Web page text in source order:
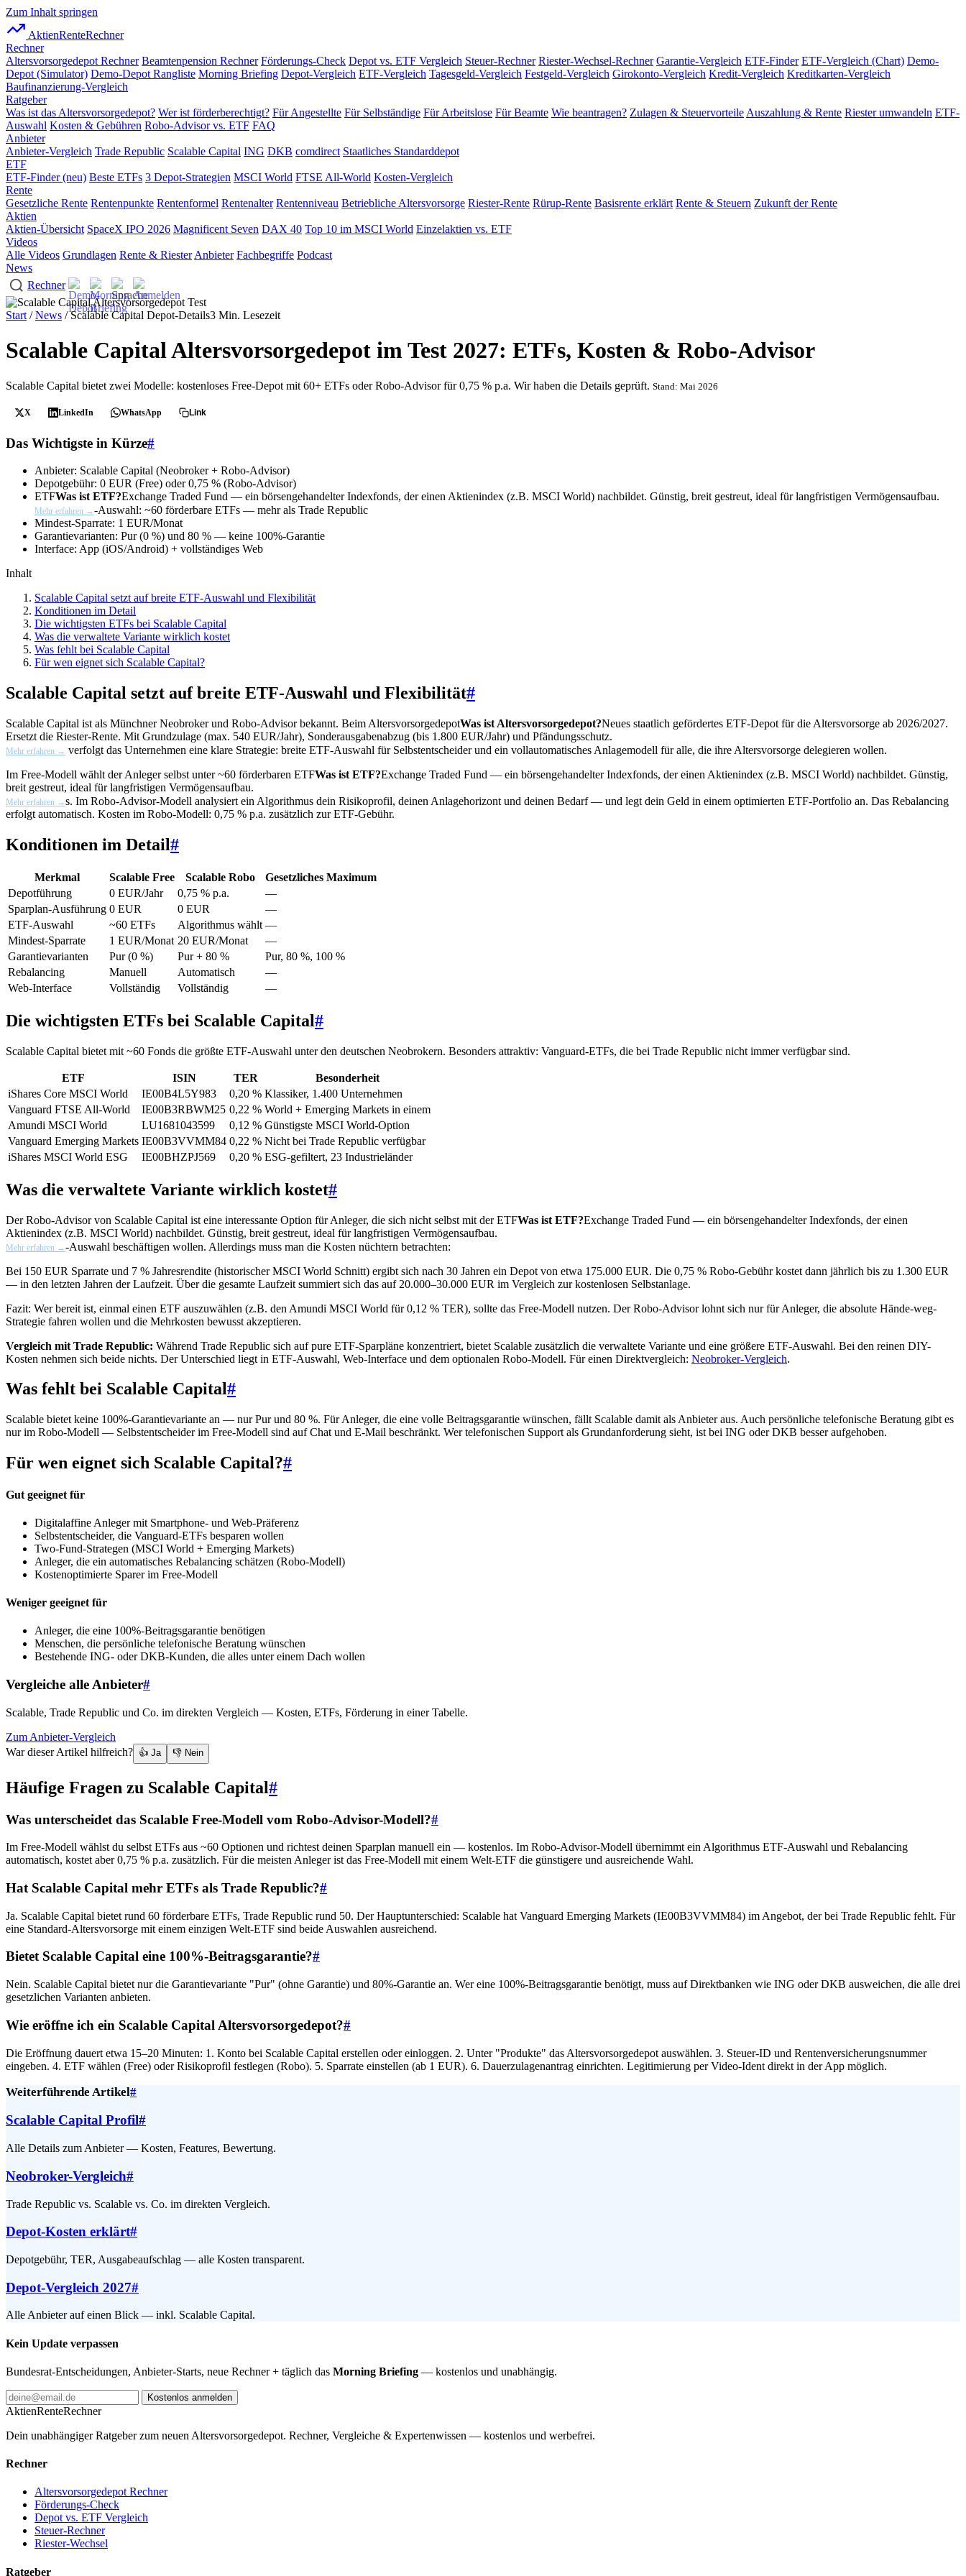
Zum Inhalt springen
AktienRenteRechner
Rechner
Altersvorsorgedepot Rechner Beamtenpension Rechner Förderungs-Check Depot vs. ETF Vergleich Steuer-Rechner Riester-Wechsel-Rechner Garantie-Vergleich ETF-Finder ETF-Vergleich (Chart) Demo-
Depot (Simulator) Demo-Depot Rangliste Morning Briefing Depot-Vergleich ETF-Vergleich Tagesgeld-Vergleich Festgeld-Vergleich Girokonto-Vergleich Kredit-Vergleich Kreditkarten-Vergleich
Baufinanzierung-Vergleich
Ratgeber
Was ist das Altersvorsorgedepot? Wer ist förderberechtigt? Für Angestellte Für Selbständige Für Arbeitslose Für Beamte Wie beantragen? Zulagen & Steuervorteile Auszahlung & Rente Riester umwandeln ETF-
Auswahl Kosten & Gebühren Robo-Advisor vs. ETF FAQ
Anbieter
Anbieter-Vergleich Trade Republic Scalable Capital ING DKB comdirect Staatliches Standarddepot
ETF
ETF-Finder (neu) Beste ETFs 3 Depot-Strategien MSCI World FTSE All-World Kosten-Vergleich
Rente
Gesetzliche Rente Rentenpunkte Rentenformel Rentenalter Rentenniveau Betriebliche Altersvorsorge Riester-Rente Rürup-Rente Basisrente erklärt Rente & Steuern Zukunft der Rente
Aktien
Aktien-Übersicht SpaceX IPO 2026 Magnificent Seven DAX 40 Top 10 im MSCI World Einzelaktien vs. ETF
Videos
Alle Videos Grundlagen Rente & Riester Anbieter Fachbegriffe Podcast
News
Rechner
Start /News / Scalable Capital Depot-Details3 Min. Lesezeit
Scalable Capital Altersvorsorgedepot im Test 2027: ETFs, Kosten & Robo-Advisor
Scalable Capital bietet zwei Modelle: kostenloses Free-Depot mit 60+ ETFs oder Robo-Advisor für 0,75 % p.a. Wir haben die Details geprüft. Stand: Mai 2026
X LinkedIn WhatsApp Link
Das Wichtigste in Kürze#
Anbieter: Scalable Capital (Neobroker + Robo-Advisor)
Depotgebühr: 0 EUR (Free) oder0,75 % (Robo-Advisor)
ETFWas ist ETF?Exchange Traded Fund — ein börsengehandelter Indexfonds, der einen Aktienindex (z.B. MSCI World) nachbildet. Günstig, breit gestreut, ideal für langfristigen Vermögensaufbau.
Mehr erfahren →-Auswahl: ~60 förderbare ETFs — mehr als Trade Republic
Mindest-Sparrate: 1 EUR/Monat
Garantievarianten: Pur (0 %) und 80 % — keine 100%-Garantie
Interface: App (iOS/Android) + vollständiges Web
Inhalt
Scalable Capital setzt auf breite ETF-Auswahl und Flexibilität
Konditionen im Detail
Die wichtigsten ETFs bei Scalable Capital
Was die verwaltete Variante wirklich kostet
Was fehlt bei Scalable Capital
Für wen eignet sich Scalable Capital?
Scalable Capital setzt auf breite ETF-Auswahl und Flexibilität#
Scalable Capital ist als Münchner Neobroker und Robo-Advisor bekannt. Beim AltersvorsorgedepotWas ist Altersvorsorgedepot?Neues staatlich gefördertes ETF-Depot für die Altersvorsorge ab 2026/2027.
Ersetzt die Riester-Rente. Mit Grundzulage (max. 540 EUR/Jahr), Sonderausgabenabzug (bis 1.800 EUR/Jahr) und Pfändungsschutz.
Mehr erfahren → verfolgt das Unternehmen eine klare Strategie: breite ETF-Auswahl für Selbstentscheider und ein vollautomatisches Anlagemodell für alle, die ihre Altersvorsorge delegieren wollen.
Im Free-Modell wählt der Anleger selbst unter ~60 förderbaren ETFWas ist ETF?Exchange Traded Fund — ein börsengehandelter Indexfonds, der einen Aktienindex (z.B. MSCI World) nachbildet. Günstig,
breit gestreut, ideal für langfristigen Vermögensaufbau.
Mehr erfahren →s. Im Robo-Advisor-Modell analysiert ein Algorithmus dein Risikoprofil, deinen Anlagehorizont und deinen Bedarf — und legt dein Geld in einem optimierten ETF-Portfolio an. Das Rebalancing
erfolgt automatisch. Kosten im Robo-Modell: 0,75 % p.a. zusätzlich zur ETF-Gebühr.
Konditionen im Detail#
Merkmal Scalable Free Scalable Robo
Gesetzliches Maximum
Depotführung
0 EUR/Jahr 0,75 % p.a.
—
Sparplan-Ausführung 0 EUR 0 EUR
—
ETF-Auswahl
~60 ETFs Algorithmus wählt —
Mindest-Sparrate
1 EUR/Monat 20 EUR/Monat
—
Garantievarianten
Pur (0 %) Pur + 80 %
Pur, 80 %, 100 %
Rebalancing
Manuell Automatisch
—
Web-Interface
Vollständig Vollständig —
Die wichtigsten ETFs bei Scalable Capital#
Scalable Capital bietet mit ~60 Fonds die größte ETF-Auswahl unter den deutschen Neobrokern. Besonders attraktiv: Vanguard-ETFs, die bei Trade Republic nicht immer verfügbar sind.
ETF ISIN TER
Besonderheit
iShares Core MSCI World
IE00B4L5Y983 0,20 % Klassiker, 1.400 Unternehmen
Vanguard FTSE All-World
IE00B3RBWM25 0,22 % World + Emerging Markets in einem
Amundi MSCI World
LU1681043599 0,12 % Günstigste MSCI World-Option
Vanguard Emerging Markets IE00B3VVMM84 0,22 % Nicht bei Trade Republic verfügbar
iShares MSCI World ESG
IE00BHZPJ569 0,20 % ESG-gefiltert, 23 Industrieländer
Was die verwaltete Variante wirklich kostet#
Der Robo-Advisor von Scalable Capital ist eine interessante Option für Anleger, die sich nicht selbst mit derETFWas ist ETF?Exchange Traded Fund — ein börsengehandelter Indexfonds, der einen
Aktienindex (z.B. MSCI World) nachbildet. Günstig, breit gestreut, ideal für langfristigen Vermögensaufbau.
Mehr erfahren →-Auswahl beschäftigen wollen. Allerdings muss man die Kosten nüchtern betrachten:
Bei 150 EUR Sparrate und 7 % Jahresrendite (historischer MSCI World Schnitt) ergibt sich nach 30 Jahren ein Depot von etwa 175.000 EUR. Die 0,75 % Robo-Gebühr kostet dann jährlich bis zu 1.300 EUR
— in den letzten Jahren der Laufzeit. Über die gesamte Laufzeit summiert sich das auf 20.000–30.000 EUR im Vergleich zur kostenlosen Selbstanlage.
Fazit: Wer bereit ist, einmal einen ETF auszuwählen (z.B. den Amundi MSCI World für 0,12 % TER), sollte das Free-Modell nutzen. Der Robo-Advisor lohnt sich nur für Anleger, die absolute Hände-weg-
Strategie fahren wollen und die Mehrkosten bewusst akzeptieren.
Vergleich mit Trade Republic: Während Trade Republic sich auf pure ETF-Sparpläne konzentriert, bietet Scalable zusätzlich die verwaltete Variante und eine größere ETF-Auswahl. Bei den reinen DIY-
Kosten nehmen sich beide nichts. Der Unterschied liegt in ETF-Auswahl, Web-Interface und dem optionalen Robo-Modell. Für einen Direktvergleich: Neobroker-Vergleich.
Was fehlt bei Scalable Capital#
Scalable bietet keine 100%-Garantievariante an — nur Pur und 80 %. Für Anleger, die eine volle Beitragsgarantie wünschen, fällt Scalable damit als Anbieter aus. Auch persönliche telefonische Beratung gibt es
nur im Robo-Modell — Selbstentscheider im Free-Modell sind auf Chat und E-Mail beschränkt. Wer telefonischen Support als Grundanforderung sieht, ist bei ING oder DKB besser aufgehoben.
Für wen eignet sich Scalable Capital?#
Gut geeignet für
Digitalaffine Anleger mit Smartphone- und Web-Präferenz
Selbstentscheider, die Vanguard-ETFs besparen wollen
Two-Fund-Strategen (MSCI World + Emerging Markets)
Anleger, die ein automatisches Rebalancing schätzen (Robo-Modell)
Kostenoptimierte Sparer im Free-Modell
Weniger geeignet für
Anleger, die eine 100%-Beitragsgarantie benötigen
Menschen, die persönliche telefonische Beratung wünschen
Bestehende ING- oder DKB-Kunden, die alles unter einem Dach wollen
Vergleiche alle Anbieter#
Scalable, Trade Republic und Co. im direkten Vergleich — Kosten, ETFs, Förderung in einer Tabelle.
Zum Anbieter-Vergleich
War dieser Artikel hilfreich? 👍 Ja 👎 Nein
Häufige Fragen zu Scalable Capital#
Was unterscheidet das Scalable Free-Modell vom Robo-Advisor-Modell?#
Im Free-Modell wählst du selbst ETFs aus ~60 Optionen und richtest deinen Sparplan manuell ein — kostenlos. Im Robo-Advisor-Modell übernimmt ein Algorithmus ETF-Auswahl und Rebalancing
automatisch, kostet aber 0,75 % p.a. zusätzlich. Für die meisten Anleger ist das Free-Modell mit einem Welt-ETF die günstigere und ausreichende Wahl.
Hat Scalable Capital mehr ETFs als Trade Republic?#
Ja. Scalable Capital bietet rund 60 förderbare ETFs, Trade Republic rund 50. Der Hauptunterschied: Scalable hat Vanguard Emerging Markets (IE00B3VVMM84) im Angebot, der bei Trade Republic fehlt. Für
eine Standard-Altersvorsorge mit einem einzigen Welt-ETF sind beide Auswahlen ausreichend.
Bietet Scalable Capital eine 100%-Beitragsgarantie?#
Nein. Scalable Capital bietet nur die Garantievariante "Pur" (ohne Garantie) und 80%-Garantie an. Wer eine 100%-Beitragsgarantie benötigt, muss auf Direktbanken wie ING oder DKB ausweichen, die alle drei
gesetzlichen Varianten anbieten.
Wie eröffne ich ein Scalable Capital Altersvorsorgedepot?#
Die Eröffnung dauert etwa 15–20 Minuten: 1. Konto bei Scalable Capital erstellen oder einloggen. 2. Unter "Produkte" das Altersvorsorgedepot auswählen. 3. Steuer-ID und Rentenversicherungsnummer
eingeben. 4. ETF wählen (Free) oder Risikoprofil festlegen (Robo). 5. Sparrate einstellen (ab 1 EUR). 6. Dauerzulagenantrag einrichten. Legitimierung per Video-Ident direkt in der App möglich.
Weiterführende Artikel#
Scalable Capital Profil#
Alle Details zum Anbieter — Kosten, Features, Bewertung.
Neobroker-Vergleich#
Trade Republic vs. Scalable vs. Co. im direkten Vergleich.
Depot-Kosten erklärt#
Depotgebühr, TER, Ausgabeaufschlag — alle Kosten transparent.
Depot-Vergleich 2027#
Alle Anbieter auf einen Blick — inkl. Scalable Capital.
Kein Update verpassen
Bundesrat-Entscheidungen, Anbieter-Starts, neue Rechner + täglich das Morning Briefing — kostenlos und unabhängig.
Kostenlos anmelden
AktienRenteRechner
Dein unabhängiger Ratgeber zum neuen Altersvorsorgedepot. Rechner, Vergleiche & Expertenwissen — kostenlos und werbefrei.
Rechner
Altersvorsorgedepot Rechner
Förderungs-Check
Depot vs. ETF Vergleich
Steuer-Rechner
Riester-Wechsel
Ratgeber